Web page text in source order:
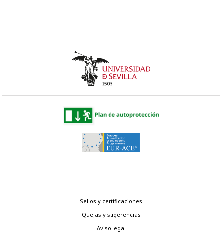
Sellos y certificaciones
Quejas y sugerencias
Aviso legal